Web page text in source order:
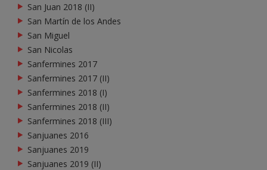
San Juan 2018 (II)
San Martín de los Andes
San Miguel
San Nicolas
Sanfermines 2017
Sanfermines 2017 (II)
Sanfermines 2018 (I)
Sanfermines 2018 (II)
Sanfermines 2018 (III)
Sanjuanes 2016
Sanjuanes 2019
Sanjuanes 2019 (II)